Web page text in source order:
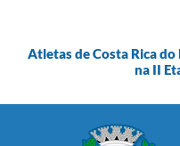
Atletas de Costa Rica
na II